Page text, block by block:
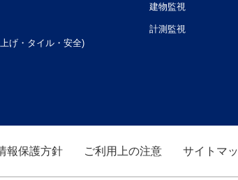
げ・タイル・安全)
建物監視
計測監視
報保護方針 ご利用上の注意 サイトマ